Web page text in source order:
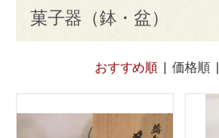
菓子器（鉢・盆）
おすすめ順|価格順|